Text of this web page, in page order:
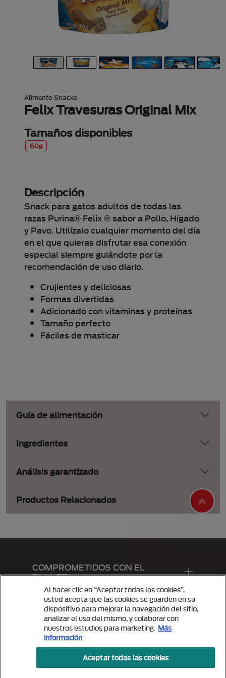
Alimento Snacks
Felix Travesuras Original Mix
Tamaños disponibles
60g
Descripción
Snack para gatos adultos de todas las
razas Purina® Felix ® sabor a Pollo, Hígado
y Pavo. Utilízalo cualquier momento del día
en el que quieras disfrutar esa conexión
especial siempre guiándote por la
recomendación de uso diario.
Crujientes y deliciosas
Formas divertidas
Adicionado con vitaminas y proteínas
Tamaño perfecto
Fáciles de masticar
Guía de alimentación
Ingredientes
Análisis garantizado
Productos Relacionados
COMPROMETIDOS CON EL
PLANETA
Productos
Al hacer clic en “Aceptar todas las cookies”,
usted acepta que las cookies se guarden en su
dispositivo para mejorar la navegación del sitio,
analizar el uso del mismo, y colaborar con
nuestros estudios para marketing. Más
información
Aceptar todas las cookies